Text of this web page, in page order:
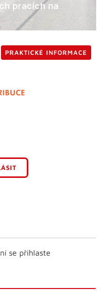
pracích na
elektrické
PRAKTICKÉ INFORMACE
se přihlaste